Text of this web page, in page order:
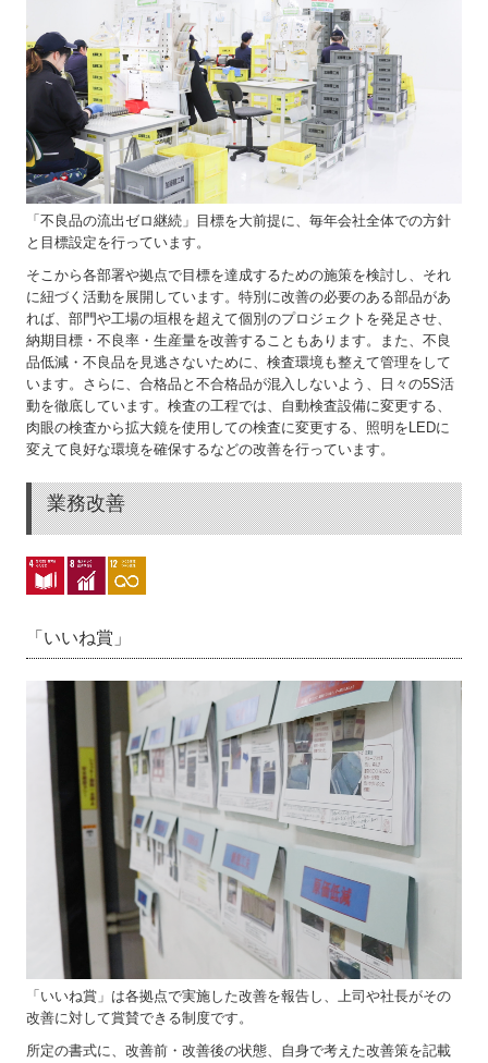
「不良品の流出ゼロ継続」目標を大前提に、毎年会社全体での方針
と目標設定を行っています。
そこから各部署や拠点で目標を達成するための施策を検討し、それ
に紐づく活動を展開しています。特別に改善の必要のある部品があ
れば、部門や工場の垣根を超えて個別のプロジェクトを発足させ、
納期目標・不良率・生産量を改善することもあります。また、不良
品低減・不良品を見逃さないために、検査環境も整えて管理をして
います。さらに、合格品と不合格品が混入しないよう、日々の5S活
動を徹底しています。検査の工程では、自動検査設備に変更する、
肉眼の検査から拡大鏡を使用しての検査に変更する、照明をLEDに
変えて良好な環境を確保するなどの改善を行っています。
業務改善
「いいね賞」
「いいね賞」は各拠点で実施した改善を報告し、上司や社長がその
改善に対して賞賛できる制度です。
所定の書式に、改善前・改善後の状態、自身で考えた改善策を記載